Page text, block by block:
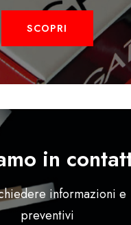
SCOPRI
in
informazioni e
preventivi